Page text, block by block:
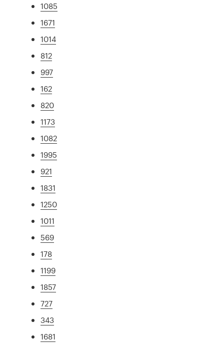
1085
1671
1014
812
997
162
820
1173
1082
1995
921
1831
1250
1011
569
178
1199
1857
727
343
1681